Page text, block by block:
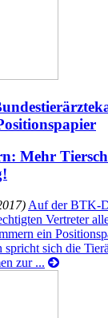
Mehr
Auf der BTK-
Vertreter
ein
spricht sich die
zur ...